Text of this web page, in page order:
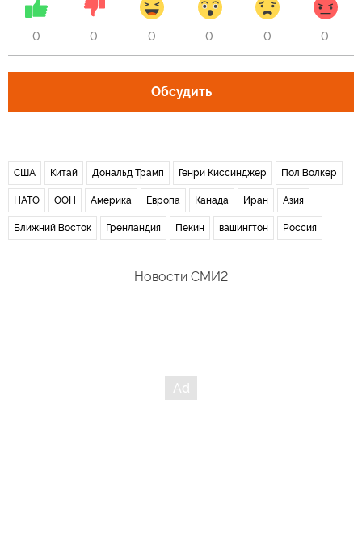
0 0 0 0 0 0
Обсудить
США Китай Дональд Трамп Генри Киссинджер Пол Волкер
НАТО ООН Америка Европа Канада Иран Азия
Ближний Восток Гренландия Пекин вашингтон Россия
Новости СМИ2